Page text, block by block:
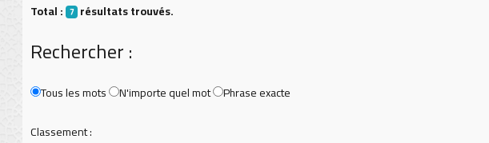
Total : 7 résultats trouvés.
Rechercher :
Tous les mots N'importe quel mot
Phrase exacte
Classement :